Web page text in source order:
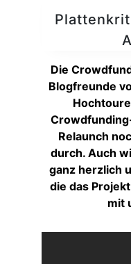
Die
Blogfreunde
Relaunch
durch. Auch
ganz herzlich
die das
mit